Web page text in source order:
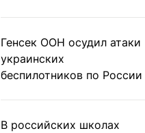
Генсек ООН осудил атаки
украинских
беспилотников по России
В российских школах